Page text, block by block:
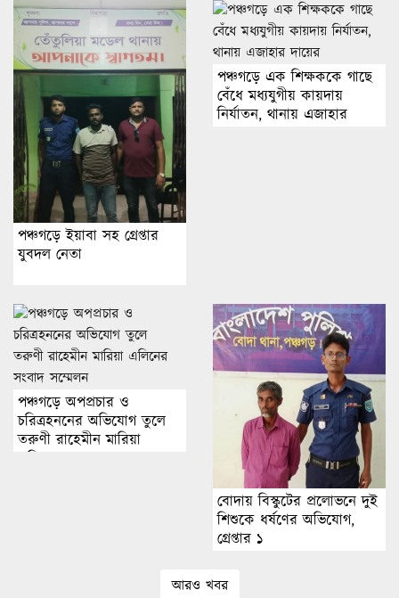
পঞ্চগড়ে ইয়াবা সহ গ্রেপ্তার
যুবদল নেতা
পঞ্চগড়ে এক শিক্ষককে গাছে
বেঁধে মধ্যযুগীয় কায়দায়
নির্যাতন, থানায় এজাহার
পঞ্চগড়ে অপপ্রচার ও
চরিত্রহননের অভিযোগ তুলে
তরুণী রাহেমীন মারিয়া
এলিনের সংবাদ সম্মেলন
বোদায় বিস্কুটের প্রলোভনে দুই
শিশুকে ধর্ষণের অভিযোগ,
গ্রেপ্তার ১
আরও খবর